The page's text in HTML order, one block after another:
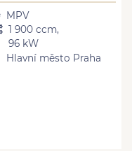
MPV
1 900 ccm,
96 kW
Hlavní město Praha